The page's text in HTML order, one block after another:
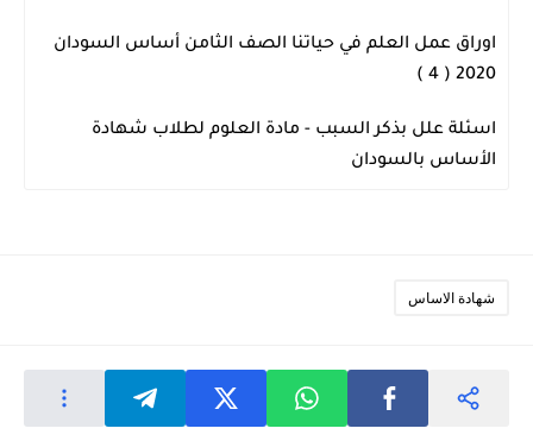
شهادة الاساس
اوراق عمل العلم في حياتنا الصف الثامن أساس السودان
2020 ( 4 )
شهادة الاساس
اسئلة علل بذكر السبب - مادة العلوم لطلاب شهادة
الأساس بالسودان
شهادة الاساس